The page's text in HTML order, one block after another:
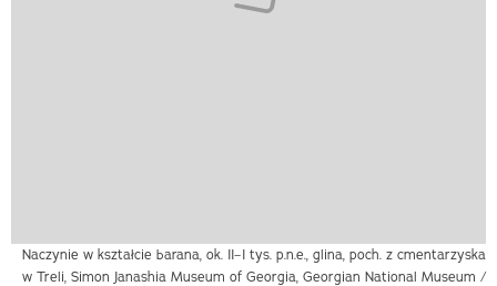
Naczynie w kształcie barana, ok. II–I tys. p.n.e., glina, poch. z cmentarzyska
w Treli, Simon Janashia Museum of Georgia, Georgian National Museum /